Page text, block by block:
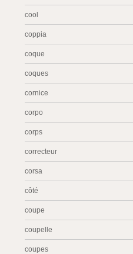
cool
coppia
coque
coques
cornice
corpo
corps
correcteur
corsa
côté
coupe
coupelle
coupes